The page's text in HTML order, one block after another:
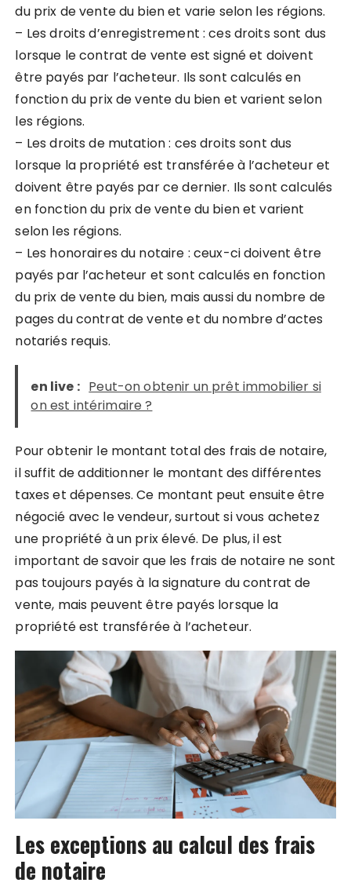
du prix de vente du bien et varie selon les régions.
– Les droits d’enregistrement : ces droits sont dus
lorsque le contrat de vente est signé et doivent
être payés par l’acheteur. Ils sont calculés en
fonction du prix de vente du bien et varient selon
les régions.
– Les droits de mutation : ces droits sont dus
lorsque la propriété est transférée à l’acheteur et
doivent être payés par ce dernier. Ils sont calculés
en fonction du prix de vente du bien et varient
selon les régions.
– Les honoraires du notaire : ceux-ci doivent être
payés par l’acheteur et sont calculés en fonction
du prix de vente du bien, mais aussi du nombre de
pages du contrat de vente et du nombre d’actes
notariés requis.
en live : Peut-on obtenir un prêt immobilier si
on est intérimaire ?
Pour obtenir le montant total des frais de notaire,
il suffit de additionner le montant des différentes
taxes et dépenses. Ce montant peut ensuite être
négocié avec le vendeur, surtout si vous achetez
une propriété à un prix élevé. De plus, il est
important de savoir que les frais de notaire ne sont
pas toujours payés à la signature du contrat de
vente, mais peuvent être payés lorsque la
propriété est transférée à l’acheteur.
Les exceptions au calcul des frais
de notaire